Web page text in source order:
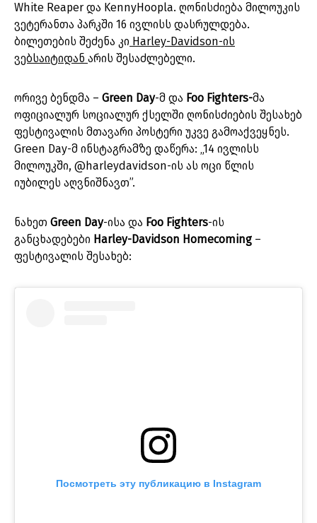
White Reaper და KennyHoopla. ღონისძიება მილოუკის
ვეტერანთა პარკში 16 ივლისს დასრულდება.
ბილეთების შეძენა კი Harley-Davidson-ის
ვებსაიტიდან არის შესაძლებელი.
ორივე ბენდმა – Green Day-მ და Foo Fighters-მა
ოფიციალურ სოციალურ ქსელში ღონისძიების შესახებ
ფესტივალის მთავარი პოსტერი უკვე გამოაქვეყნეს.
Green Day-მ ინსტაგრამზე დაწერა: „14 ივლისს
მილოუკში, @harleydavidson-ის ას ოცი წლის
იუბილეს აღვნიშნავთ”.
ნახეთ Green Day-ისა და Foo Fighters-ის
განცხადებები Harley-Davidson Homecoming –
ფესტივალის შესახებ:
Посмотреть эту публикацию в Instagram